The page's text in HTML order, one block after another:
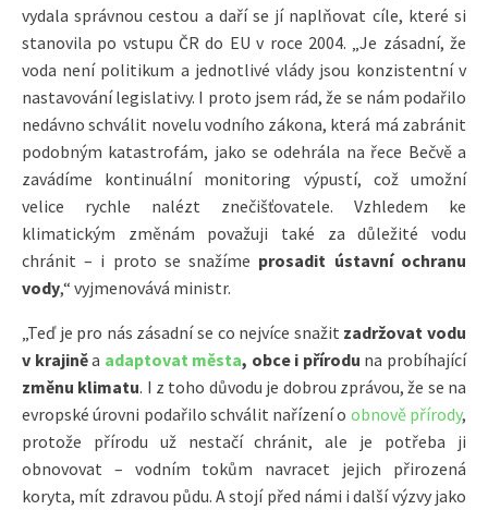
vydala správnou cestou a daří se jí naplňovat cíle, které si
stanovila po vstupu ČR do EU v roce 2004. „Je zásadní, že
voda není politikum a jednotlivé vlády jsou konzistentní v
nastavování legislativy. I proto jsem rád, že se nám podařilo
nedávno schválit novelu vodního zákona, která má zabránit
podobným katastrofám, jako se odehrála na řece Bečvě a
zavádíme kontinuální monitoring výpustí, což umožní
velice rychle nalézt znečišťovatele. Vzhledem ke
klimatickým změnám považuji také za důležité vodu
chránit – i proto se snažíme prosadit ústavní ochranu
vody,“ vyjmenovává ministr.
„Teď je pro nás zásadní se co nejvíce snažit zadržovat vodu
v krajiněa adaptovat města, obce i přírodu na probíhající
změnu klimatu. I z toho důvodu je dobrou zprávou, že se na
evropské úrovni podařilo schválit nařízení o obnově přírody,
protože přírodu už nestačí chránit, ale je potřeba ji
obnovovat – vodním tokům navracet jejich přirozená
koryta, mít zdravou půdu. A stojí před námi i další výzvy jako